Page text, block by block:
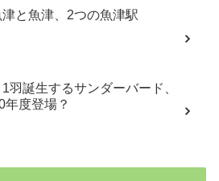
津と魚津、2つの魚津駅
1羽誕生するサンダーバード、
年度登場？